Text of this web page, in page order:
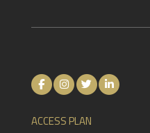
ACCESS PLAN